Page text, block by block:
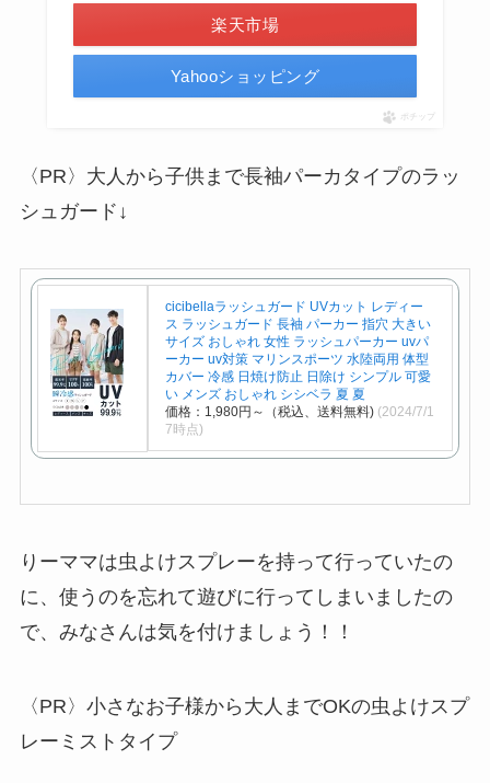
楽天市場
Yahooショッピング
ポチップ
〈PR〉大人から子供まで長袖パーカタイプのラッ
シュガード↓
cicibellaラッシュガード UVカット レディー
ス ラッシュガード 長袖 パーカー 指穴 大きい
サイズ おしゃれ 女性 ラッシュパーカー uvパ
ーカー uv対策 マリンスポーツ 水陸両用 体型
カバー 冷感 日焼け防止 日除け シンプル 可愛
い メンズ おしゃれ シシベラ 夏 夏
価格：1,980円～（税込、送料無料) (2024/7/1
7時点)
りーママは虫よけスプレーを持って行っていたの
に、使うのを忘れて遊びに行ってしまいましたの
で、みなさんは気を付けましょう！！
〈PR〉小さなお子様から大人までOKの虫よけスプ
レーミストタイプ